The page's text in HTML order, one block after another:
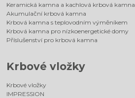
Keramická kamna a kachlová krbová kamna
Akumulační krbová kamna
Krbová kamna s teplovodním výměníkem
Krbová kamna pro nízkoenergetické domy
Příslušenství pro krbová kamna
Krbové vložky
Krbové vložky
IMPRESSION